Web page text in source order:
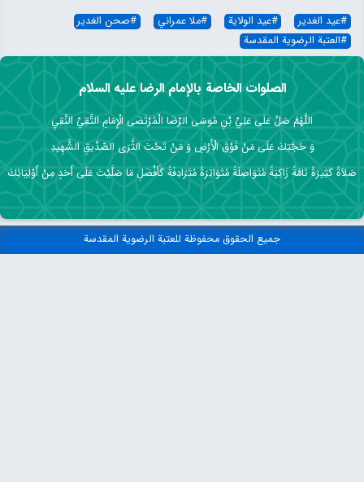
#عید الغدیر #عید الولایة #ملا عمراني #صحن الغدیر
#العتبة الرضویة المقدسة
الصلوات الخاصة بالإمام الرضا عليه السلام
اللَّهُمَّ صَلِّ عَلَى عَلِيِّ بْنِ مُوسَى الرِّضَا الْمُرْتَضَى الْإِمَامِ التَّقِيِّ النَّقِيِ
وَ حُجَّتِكَ عَلَى مَنْ فَوْقَ الْأَرْضِ وَ مَنْ تَحْتَ الثَّرَى الصِّدِّيقِ الشَّهِيدِ
صَلاَةً كَثِيرَةً تَامَّةً زَاكِيَةً مُتَوَاصِلَةً مُتَوَاتِرَةً مُتَرَادِفَةً كَأَفْضَلِ مَا صَلَّيْتَ عَلَى أَحَدٍ مِنْ أَوْلِيَائِكَ
جميع الحقوق محفوظة للعتبة الرضوية المقدسة